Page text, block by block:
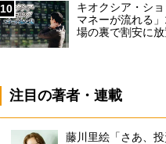
10
キオクシア・シ
マネーが流れる
場の裏で割安に放
注目の著者・連載
藤川里絵「さあ、投